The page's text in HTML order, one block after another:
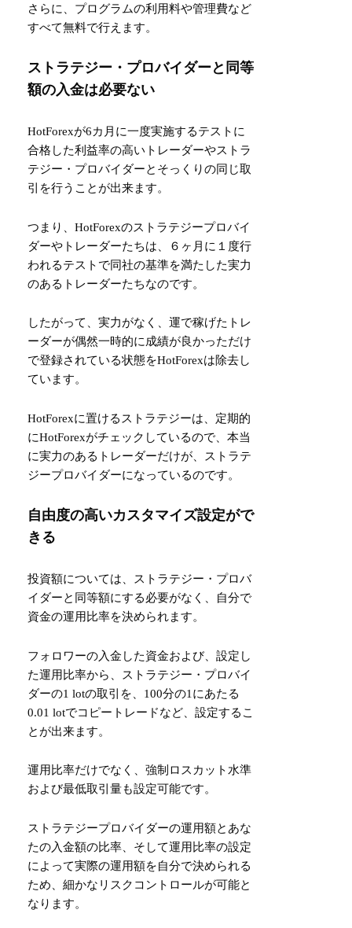
さらに、プログラムの利用料や管理費など
すべて無料で行えます。
ストラテジー・プロバイダーと同等
額の入金は必要ない
HotForexが6カ月に一度実施するテストに
合格した利益率の高いトレーダーやストラ
テジー・プロバイダーとそっくりの同じ取
引を行うことが出来ます。
つまり、HotForexのストラテジープロバイ
ダーやトレーダーたちは、６ヶ月に１度行
われるテストで同社の基準を満たした実力
のあるトレーダーたちなのです。
したがって、実力がなく、運で稼げたトレ
ーダーが偶然一時的に成績が良かっただけ
で登録されている状態をHotForexは除去し
ています。
HotForexに置けるストラテジーは、定期的
にHotForexがチェックしているので、本当
に実力のあるトレーダーだけが、ストラテ
ジープロバイダーになっているのです。
自由度の高いカスタマイズ設定がで
きる
投資額については、ストラテジー・プロバ
イダーと同等額にする必要がなく、自分で
資金の運用比率を決められます。
フォロワーの入金した資金および、設定し
た運用比率から、ストラテジー・プロバイ
ダーの1 lotの取引を、100分の1にあたる
0.01 lotでコピートレードなど、設定するこ
とが出来ます。
運用比率だけでなく、強制ロスカット水準
および最低取引量も設定可能です。
ストラテジープロバイダーの運用額とあな
たの入金額の比率、そして運用比率の設定
によって実際の運用額を自分で決められる
ため、細かなリスクコントロールが可能と
なります。